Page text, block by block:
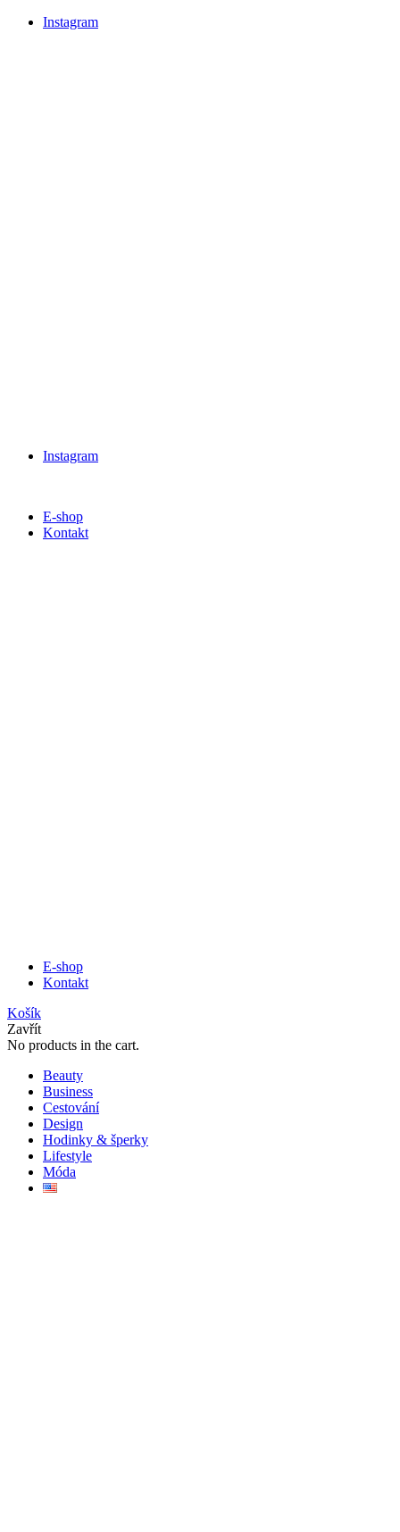
Instagram
Instagram
E-shop
Kontakt
E-shop
Kontakt
Košík
Zavřít
No products in the cart.
Beauty
Business
Cestování
Design
Hodinky & šperky
Lifestyle
Móda